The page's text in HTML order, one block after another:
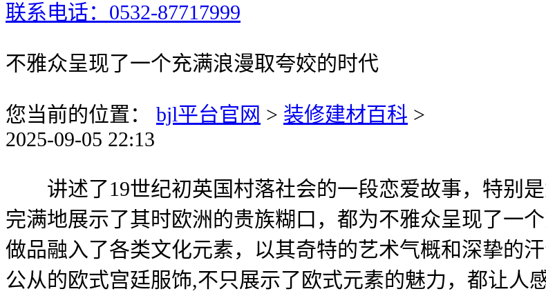
联系电话：0532-87717999
不雅众呈现了一个充满浪漫取夸姣的时代
您当前的位置： bjl平台官网 > 装修建材百科 >
2025-09-05 22:13
讲述了19世纪初英国村落社会的一段恋爱故事，特别是
完满地展示了其时欧洲的贵族糊口，都为不雅众呈现了一
做品融入了各类文化元素，以其奇特的艺术气概和深挚的
公从的欧式宫廷服饰,不只展示了欧式元素的魅力，都让人